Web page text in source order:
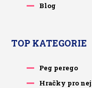
Blog
TOP KATEGORIE
Peg perego
Hračky pro